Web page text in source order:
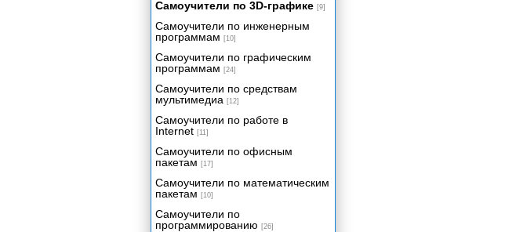
Самоучители по 3D-графике [9]
Самоучители по инженерным
программам [10]
Самоучители по графическим
программам [24]
Самоучители по средствам
мультимедиа [12]
Самоучители по работе в
Internet [11]
Самоучители по офисным
пакетам [17]
Самоучители по математическим
пакетам [10]
Самоучители по
программированию [26]